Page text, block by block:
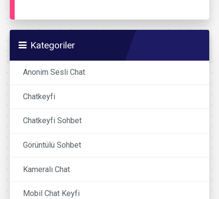
Kategoriler
Anonim Sesli Chat
Chatkeyfi
Chatkeyfi Sohbet
Görüntülü Sohbet
Kameralı Chat
Mobil Chat Keyfi